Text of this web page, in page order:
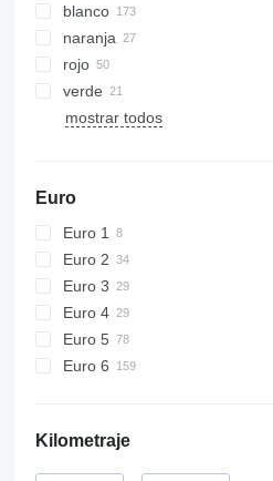
blanco
naranja
rojo
verde
mostrar todos
Euro
Euro 1
Euro 2
Euro 3
Euro 4
Euro 5
Euro 6
Kilometraje